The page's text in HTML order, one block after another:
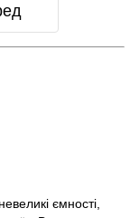
ємності,